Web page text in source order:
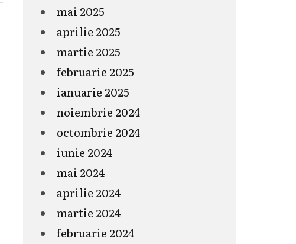
mai 2025
aprilie 2025
martie 2025
februarie 2025
ianuarie 2025
noiembrie 2024
octombrie 2024
iunie 2024
mai 2024
aprilie 2024
martie 2024
februarie 2024